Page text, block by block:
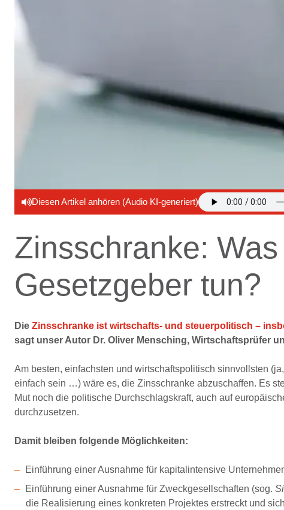
Diesen Artikel anhören (Audio KI-generiert)
Zinsschranke:
Gesetzgeber tun?
Die Zinsschranke ist wirtschafts- und steuerpolitisch –
sagt unser Autor Dr. Oliver Mensching, Wirtschaftsprüfer
Am besten, einfachsten und wirtschaftspolitisch sinnvollsten
einfach sein …) wäre es, die Zinsschranke abzuschaffen. Es
Mut noch die politische Durchschlagskraft, auch auf
durchzusetzen.
Damit bleiben folgende Möglichkeiten:
Einführung einer Ausnahme für kapitalintensive
Einführung einer Ausnahme für Zweckgesellschaften (sog.
die Realisierung eines konkreten Projektes erstreckt und